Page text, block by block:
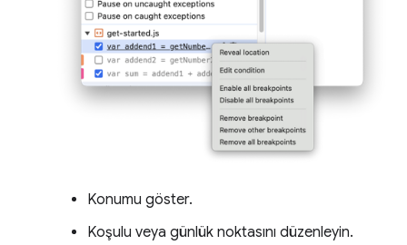
Konumu göster.
Koşulu veya günlük noktasını düzenleyin.